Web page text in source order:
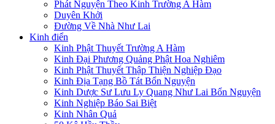
Phát Nguyện Theo Kinh Trường A Hàm
Duyên Khởi
Đường Về Nhà Như Lai
Kinh điển
Kinh Phật Thuyết Trường A Hàm
Kinh Đại Phương Quảng Phật Hoa Nghiêm
Kinh Phật Thuyết Thập Thiện Nghiệp Đạo
Kinh Địa Tạng Bồ Tát Bổn Nguyện
Kinh Dược Sư Lưu Ly Quang Như Lai Bổn Nguyện
Kinh Nghiệp Báo Sai Biệt
Kinh Nhân Quả